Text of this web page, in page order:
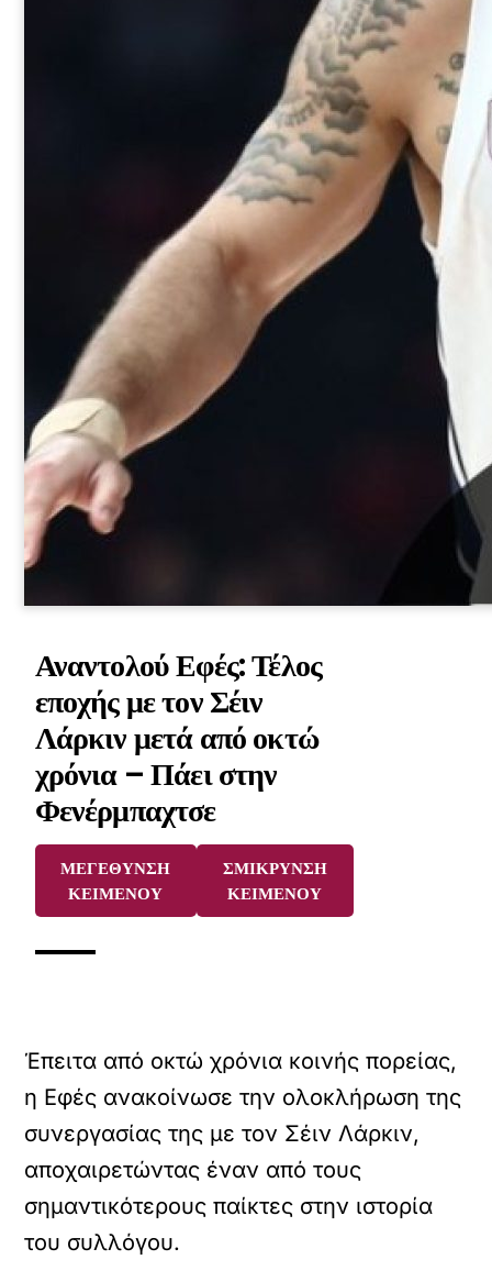
Αναντολού Εφές: Τέλος
εποχής με τον Σέιν
Λάρκιν μετά από οκτώ
χρόνια – Πάει στην
Φενέρμπαχτσε
ΜΕΓΕΘΥΝΣΗ
ΚΕΙΜΕΝΟΥ
ΣΜΙΚΡΥΝΣΗ
ΚΕΙΜΕΝΟΥ
Έπειτα από οκτώ χρόνια κοινής πορείας,
η Εφές ανακοίνωσε την ολοκλήρωση της
συνεργασίας της με τον Σέιν Λάρκιν,
αποχαιρετώντας έναν από τους
σημαντικότερους παίκτες στην ιστορία
του συλλόγου.